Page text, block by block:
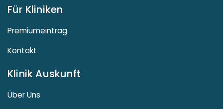
Für Kliniken
Premiumeintrag
Kontakt
Klinik Auskunft
Über Uns